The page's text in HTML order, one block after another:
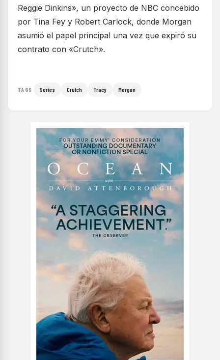
Reggie Dinkins», un proyecto de NBC concebido
por Tina Fey y Robert Carlock, donde Morgan
asumió el papel principal una vez que expiró su
contrato con «Crutch».
TAGS Series Crutch Tracy Morgan